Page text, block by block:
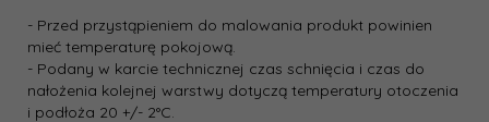
- Przed przystąpieniem do malowania produkt powinien
mieć temperaturę pokojową.
- Podany w karcie technicznej czas schnięcia i czas do
nałożenia kolejnej warstwy dotyczą temperatury otoczenia
i podłoża 20 +/- 2°C.